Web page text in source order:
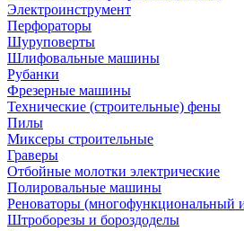
Электроинструмент
Перфораторы
Шуруповерты
Шлифовальные машины
Рубанки
Фрезерные машины
Технические (строительные) фены
Пилы
Миксеры строительные
Граверы
Отбойные молотки электрические
Полировальные машины
Реноваторы (многофункциональный
Штроборезы и бороздоделы